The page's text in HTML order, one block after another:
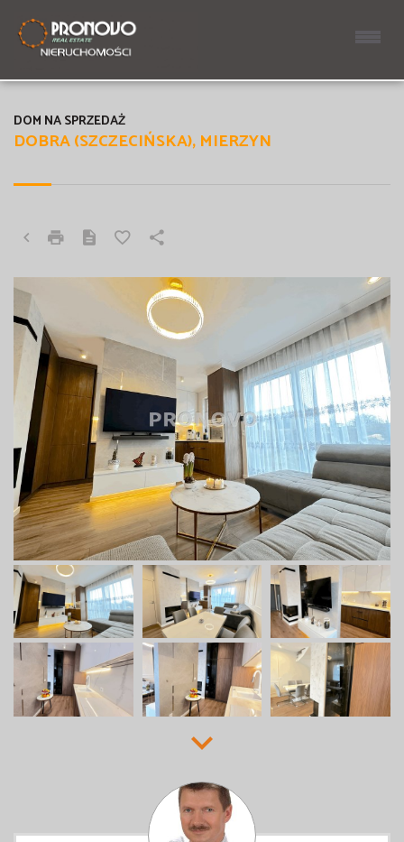
DOBRA (SZCZECIŃSKA), MIERZYN
DOM NA SPRZEDAŻ